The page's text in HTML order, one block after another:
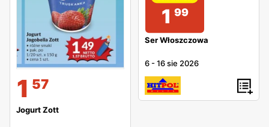
1 57
Jogurt Zott
1 99
Ser Włoszczowa
6 -16 sie 2026